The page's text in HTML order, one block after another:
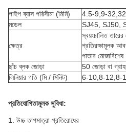
পাইপ ব্যাস পরিসীমা (মিমি)
4.5-9,9-
মডেল
SJ45, SJ50,
ক্ষেত্র
স্বয়ংচালিত
প্রতিরক্ষামূলক
পাতার মোজাবিশেষ
ছাঁচ ব্লক জোড়া
50 জোড়া বা
লিনিয়ার গতি (মি / মিনিট)
6-10,8-12,8-
প্রতিযোগিতামূলক সুবিধা:
1. উচ্চ তাপমাত্রা প্রতিরোধের